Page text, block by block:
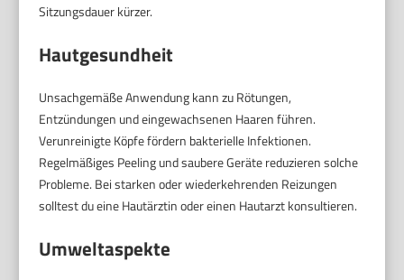
Sitzungsdauer kürzer.
Hautgesundheit
Unsachgemäße Anwendung kann zu Rötungen,
Entzündungen und eingewachsenen Haaren führen.
Verunreinigte Köpfe fördern bakterielle Infektionen.
Regelmäßiges Peeling und saubere Geräte reduzieren solche
Probleme. Bei starken oder wiederkehrenden Reizungen
solltest du eine Hautärztin oder einen Hautarzt konsultieren.
Umweltaspekte